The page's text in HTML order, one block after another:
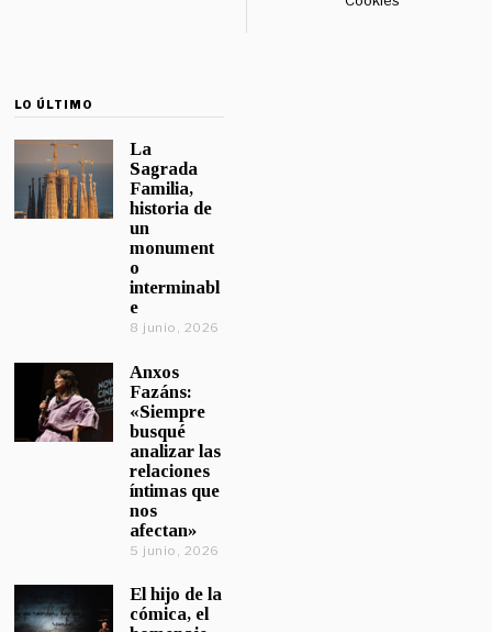
LO ÚLTIMO
La
Sagrada
Familia,
historia de
un
monument
o
interminabl
e
8 junio, 2026
Anxos
Fazáns:
«Siempre
busqué
analizar las
relaciones
íntimas que
nos
afectan»
5 junio, 2026
El hijo de la
cómica, el